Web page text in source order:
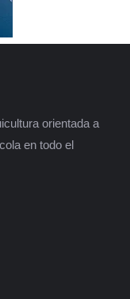
orientada a
en todo el